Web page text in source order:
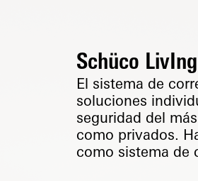
Schüco
El sistema de
soluciones
seguridad del
como privados.
como sistema de